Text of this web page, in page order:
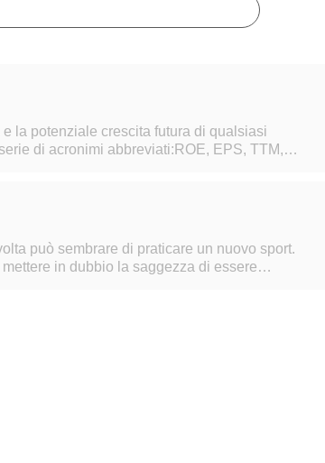
la potenziale crescita futura di qualsiasi
di acronimi abbreviati:ROE, EPS, TTM,
può sembrare di praticare un nuovo sport.
in dubbio la saggezza di essere